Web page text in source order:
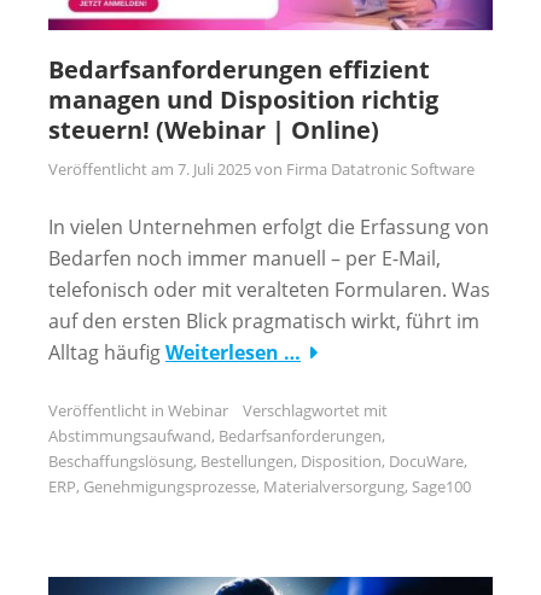
Bedarfsanforderungen effizient
managen und Disposition richtig
steuern! (Webinar | Online)
Veröffentlicht am 7. Juli 2025von Firma Datatronic Software
In vielen Unternehmen erfolgt die Erfassung von
Bedarfen noch immer manuell – per E-Mail,
telefonisch oder mit veralteten Formularen. Was
auf den ersten Blick pragmatisch wirkt, führt im
Alltag häufigWeiterlesen …
Veröffentlicht in Webinar
Verschlagwortet mit
Abstimmungsaufwand, Bedarfsanforderungen,
Beschaffungslösung, Bestellungen, Disposition, DocuWare,
ERP, Genehmigungsprozesse, Materialversorgung, Sage100